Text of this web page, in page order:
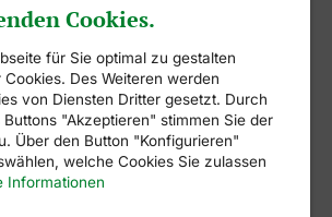
aus. Es gibt Unterschiede in
Nichtmitglieder:
sich ein Wochenarmband
Freitagnachmittag
Cookies.
für Sie optimal zu gestalten
Des Weiteren werden
von Diensten Dritter gesetzt. Durch
Buttons "Akzeptieren" stimmen Sie der
Über den Button "Konfigurieren"
welche Cookies Sie zulassen
Informationen